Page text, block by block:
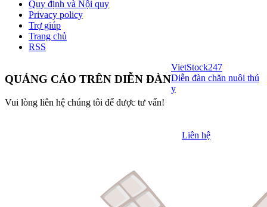
Quy định và Nội quy
Privacy policy
Trợ giúp
Trang chủ
RSS
QUẢNG CÁO TRÊN DIỄN ĐÀN
Vui lòng liên hệ chúng tôi để được tư vấn!
Liên hệ
VietStock247
Diễn đàn chăn nuôi thú
y